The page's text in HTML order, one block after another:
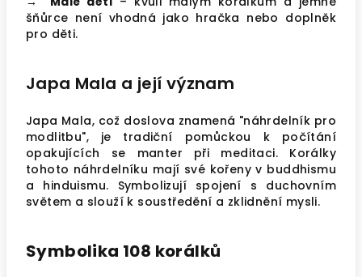
šňůrce není vhodná jako hračka nebo doplněk
pro děti.
Japa Mala a její význam
Japa Mala, což doslova znamená "náhrdelník pro
modlitbu", je tradiční pomůckou k počítání
opakujících se manter při meditaci. Korálky
tohoto náhrdelníku mají své kořeny v buddhismu
a hinduismu. Symbolizují spojení s duchovním
světem a slouží k soustředění a zklidnění mysli.
Symbolika 108 korálků